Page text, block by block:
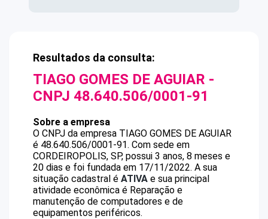
Resultados da consulta:
TIAGO GOMES DE AGUIAR -
CNPJ 48.640.506/0001-91
Sobre a empresa
O CNPJ da empresa TIAGO GOMES DE AGUIAR
é 48.640.506/0001-91. Com sede em
CORDEIROPOLIS, SP, possui 3 anos, 8 meses e
20 dias e foi fundada em 17/11/2022. A sua
situação cadastral é ATIVA e sua principal
atividade econômica é Reparação e
manutenção de computadores e de
equipamentos periféricos.